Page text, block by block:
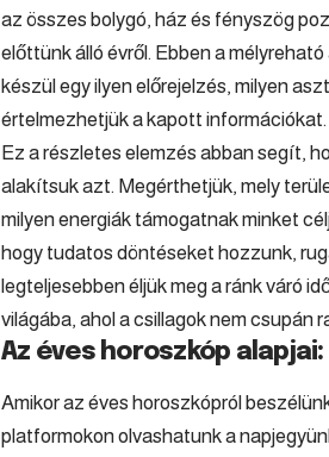
az összes bolygó, ház és fényszög
előttünk álló évről. Ebben a
készül egy ilyen előrejelzés, milyen
értelmezhetjük a kapott információkat.
Ez a részletes elemzés abban segít,
alakítsuk azt. Megérthetjük, mely
milyen energiák támogatnak minket
hogy tudatos döntéseket hozzunk,
legteljesebben éljük meg a ránk váró
világába, ahol a csillagok nem csupán
Az éves horoszkóp
Amikor az éves horoszkópról
platformokon olvashatunk a